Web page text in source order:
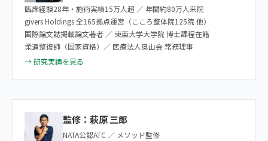
臨床経験28年・施術実績15万人超 ／ 年間約80万人来院
givers Holdings 全165拠点運営（こころ整体院125院 他）
国際論文誌掲載論文著者 ／ 東亜大学大学院 博士課程在籍
柔道整復師（国家資格）／ 医療法人奥山会 常務理事
→ 研究実績を見る
監修：萩原 三郎
NATA公認ATC ／ メソッド監修